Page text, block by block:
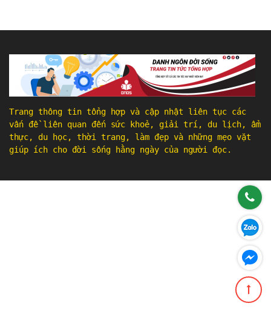
Trang thông tin tổng hợp và cập nhật liên tục các
vấn đề liên quan đến sức khoẻ, giải trí, du lịch, ẩm
thực, du học, thời trang, làm đẹp và những mẹo vặt
giúp ích cho đời sống hằng ngày của người đọc.